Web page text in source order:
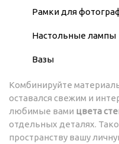
Рамки для
Настольные лампы
Вазы
Комбинируйте
оставался свежим и
любимые вами цвета
отдельных деталях.
пространству вашу